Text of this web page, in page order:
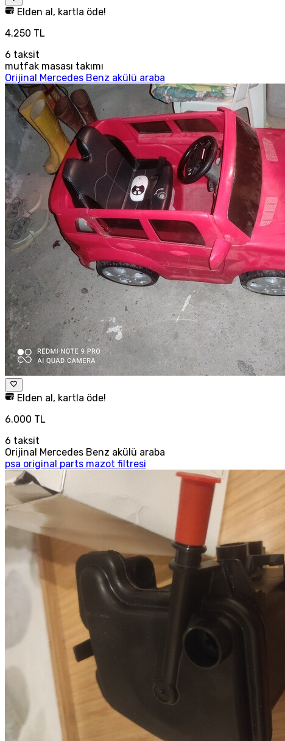
Elden al, kartla öde!
4.250 TL
6 taksit
mutfak masası takımı
Orijinal Mercedes Benz akülü araba
Elden al, kartla öde!
6.000 TL
6 taksit
Orijinal Mercedes Benz akülü araba
psa original parts mazot filtresi